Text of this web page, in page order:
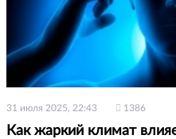
31 июля 2025, 22:43 1386
Как жаркий климат